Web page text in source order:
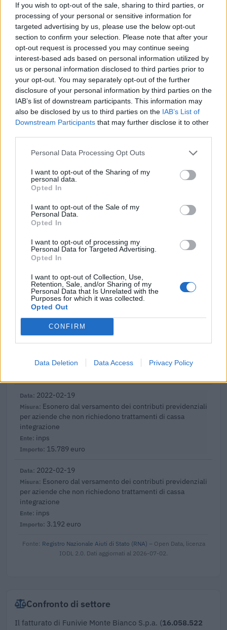
If you wish to opt-out of the sale, sharing to third parties, or
processing of your personal or sensitive information for
targeted advertising by us, please use the below opt-out
section to confirm your selection. Please note that after your
opt-out request is processed you may continue seeing
interest-based ads based on personal information utilized by
us or personal information disclosed to third parties prior to
your opt-out. You may separately opt-out of the further
disclosure of your personal information by third parties on the
IAB’s list of downstream participants. This information may
also be disclosed by us to third parties on the IAB’s List of
Downstream Participants that may further disclose it to other
Personal Data Processing Opt Outs
I want to opt-out of the Sharing of my
personal data.
Opted In
I want to opt-out of the Sale of my
Personal Data.
Opted In
I want to opt-out of processing my
Personal Data for Targeted Advertising.
Opted In
I want to opt-out of Collection, Use,
Retention, Sale, and/or Sharing of my
Personal Data that Is Unrelated with the
Purposes for which it was collected.
Opted Out
CONFIRM
Data Deletion Data Access Privacy Policy
2024-03-08
Misure fiscali automatiche e sovvenzioni a fondo
perduto a sostegno alle imprese e all'economia (come
modificato da C(20
agenzia delle entrate
150.000 euro
2023-05-16
Misure fiscali automatiche e sovvenzioni a fondo
perduto a sostegno alle imprese e all'economia (come
modificato da C(20
agenzia delle entrate
150.000 euro
esenzioni fiscali e crediti d'imposta adottati a
seguito della crisi economica causata dall'epidemia di
COVID-19 [con mo
agenzia delle entrate
17.711 euro
esenzioni fiscali e crediti d'imposta adottati a
seguito della crisi economica causata dall'epidemia di
agenzia delle entrate
56.977 euro
2022-03-01
Regime quadro nazionale sugli aiuti di Stato –
COVID 19 (Artt. 54 - 61 del DL Rilancio come modificato
dall'art. 62 del
Industria Artigianato Agricoltura del
2022-02-19
Esonero dal versamento dei contributi previdenziali
per aziende che non richiedono trattamenti di cassa
integrazione
inps
15.789 euro
2022-02-19
Esonero dal versamento dei contributi previdenziali
per aziende che non richiedono trattamenti di cassa
integrazione
inps
3.192 euro
Fonte: Registro Nazionale Aiuti di Stato (RNA) – Open Data, licenza
IODL 2.0. Dati aggiornati al 2026-07-02.
Confronto di settore
Il fatturato di Funivie Monte Bianco S.p.a. (16.058.522